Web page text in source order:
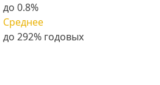
до 0.8%
Среднее